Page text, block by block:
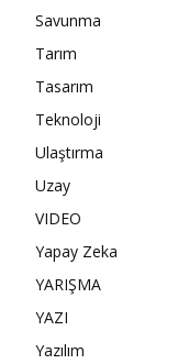
Savunma
Tarım
Tasarım
Teknoloji
Ulaştırma
Uzay
VIDEO
Yapay Zeka
YARIŞMA
YAZI
Yazılım